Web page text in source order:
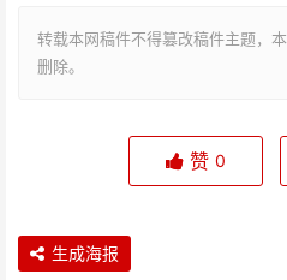
转载本网稿件不得篡改稿件主题，
删除。
赞 0
生成海报